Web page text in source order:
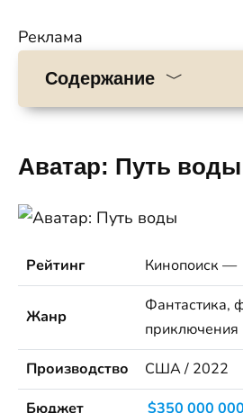
Реклама
Содержание
Аватар: Путь воды
Рейтинг Кинопоиск —
Жанр
Фантастика,
приключения
Производство
США / 2022
Бюджет
$350 000 000